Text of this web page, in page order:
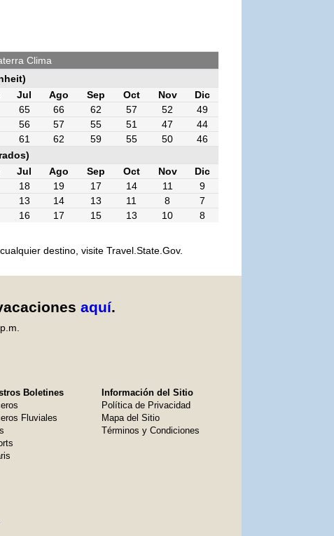
Clima
Jul Ago Sep Oct Nov
Dic
65 66 62 57 52
49
56 57 55 51 47
44
61 62 59 55 50
46
Jul Ago Sep Oct Nov
Dic
18 19 17 14 11
9
13 14 13 11 8
7
16 17 15 13 10 8
destino, visite Travel.State.Gov.
aquí.
Boletines
Fluviales
Información del Sitio
Política de Privacidad
Mapa del Sitio
Términos y Condiciones